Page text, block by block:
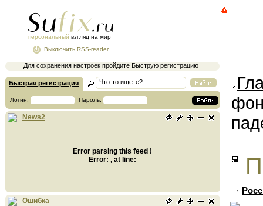
персональный взгляд на мир
Для сохранения настроек пройдите Быструю регистрацию
Выключить RSS-reader
Быстрая регистрация
Логин: Пароль:
News2
Error parsing this feed !
Error: , at line:
Ошибка